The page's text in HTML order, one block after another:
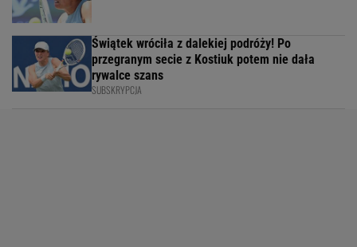
Świątek wróciła z dalekiej podróży! Po
przegranym secie z Kostiuk potem nie dała
rywalce szans
SUBSKRYPCJA